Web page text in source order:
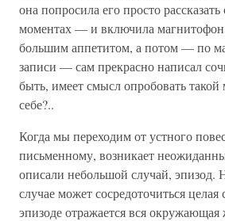
она попросила его просто
моментах — и включила
большим аппетитом, а потом — по
записи — сам прекрасно написал
быть, имеет смысл опробовать
себе?..
Когда мы переходим от устного
письменному, возникает
описали небольшой случай, эпизод.
случае может сосредоточиться
эпизоде отражается вся